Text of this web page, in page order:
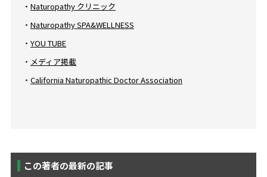
・ Naturopathy クリニック
・ Naturopathy SPA&WELLNESS
・ YOU TUBE
・ メディア掲載
・ California Naturopathic Doctor Association
この著者の最新の記事